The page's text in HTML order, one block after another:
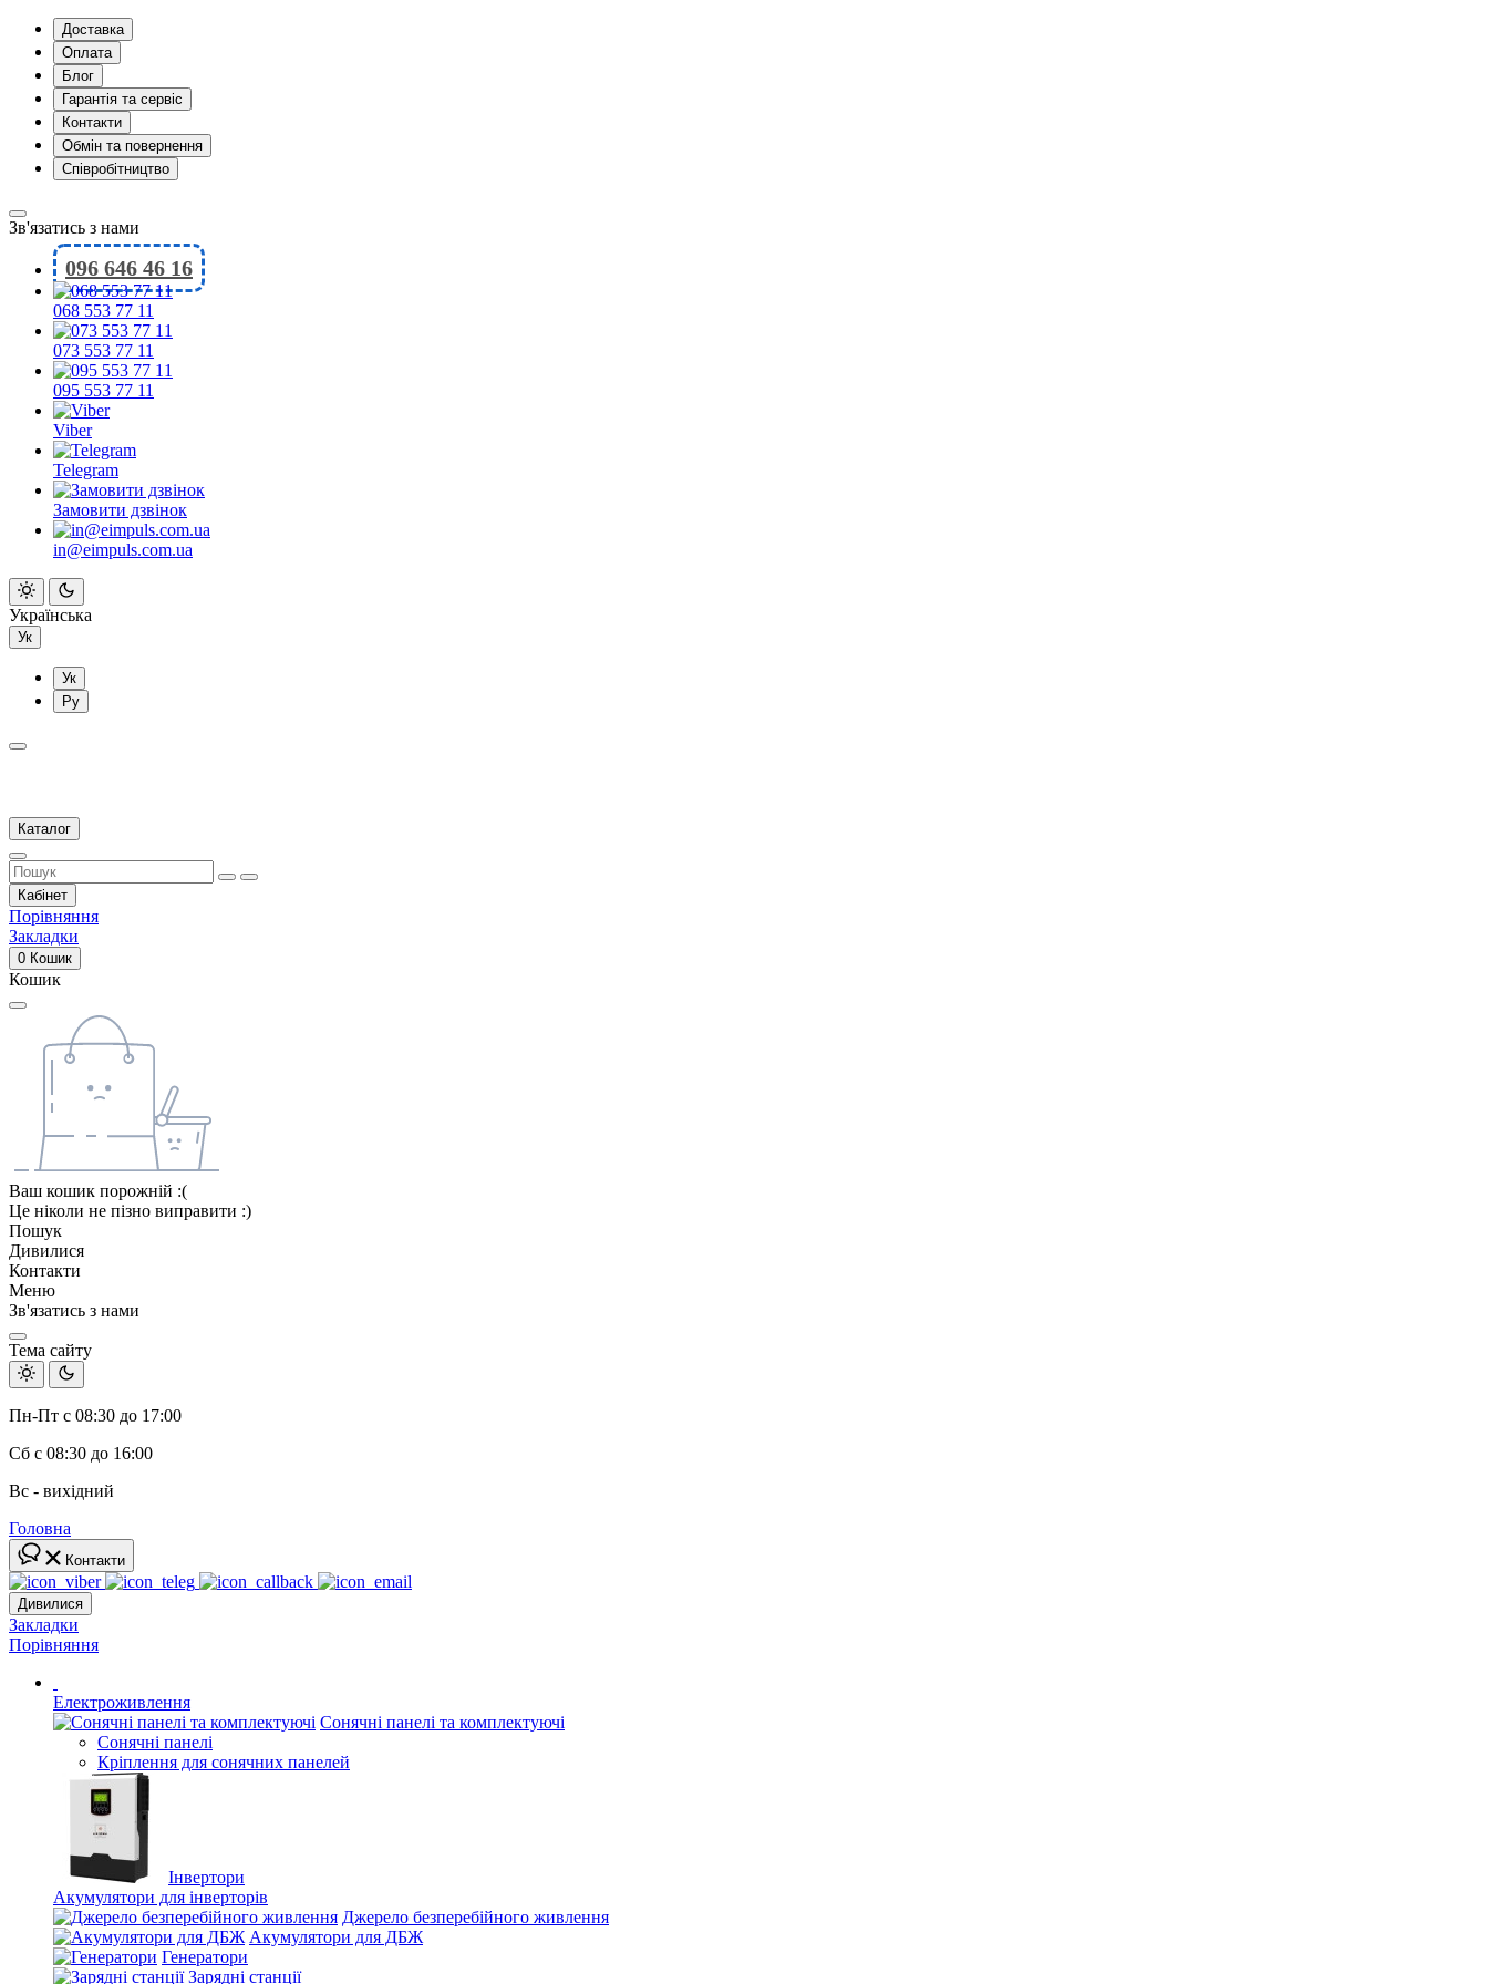
Доставка
Оплата
Блог
Гарантія та сервіс
Контакти
Обмін та повернення
Співробітництво
Зв'язатись з нами
096 646 46 16
068 553 77 11
073 553 77 11
095 553 77 11
Viber
Telegram
Замовити дзвінок
in@eimpuls.com.ua
Українська
Ук
Ук
Ру
Каталог
Кабінет
Порівняння
Закладки
0 Кошик
Кошик
Ваш кошик порожній :(
Це ніколи не пізно виправити :)
Пошук
Дивилися
Контакти
Меню
Зв'язатись з нами
Тема сайту
Пн-Пт с 08:30 до 17:00
Сб с 08:30 до 16:00
Вс - вихідний
Головна
Контакти
Дивилися
Закладки
Порівняння
Електроживлення
Сонячні панелі та комплектуючі
Сонячні панелі
Кріплення для сонячних панелей
Інвертори
Акумулятори для інверторів
Джерело безперебійного живлення
Акумулятори для ДБЖ
Генератори
Зарядні станції